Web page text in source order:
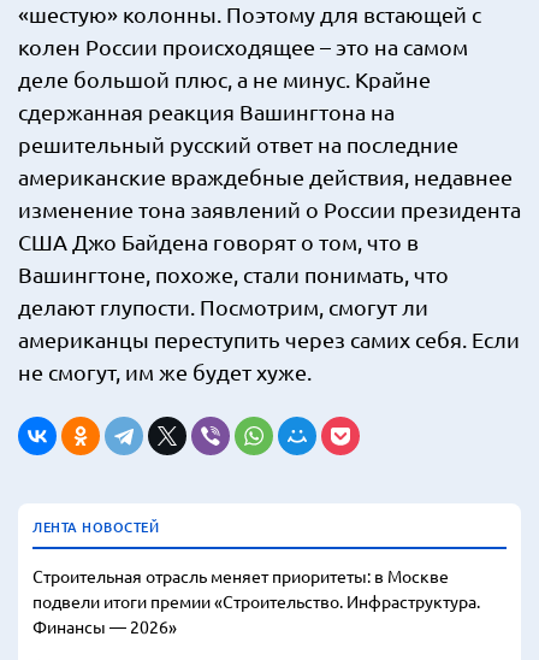
«шестую» колонны. Поэтому для встающей с
колен России происходящее – это на самом
деле большой плюс, а не минус. Крайне
сдержанная реакция Вашингтона на
решительный русский ответ на последние
американские враждебные действия, недавнее
изменение тона заявлений о России президента
США Джо Байдена говорят о том, что в
Вашингтоне, похоже, стали понимать, что
делают глупости. Посмотрим, смогут ли
американцы переступить через самих себя. Если
не смогут, им же будет хуже.
ЛЕНТА НОВОСТЕЙ
Строительная отрасль меняет приоритеты: в Москве
подвели итоги премии «Строительство. Инфраструктура.
Финансы — 2026»